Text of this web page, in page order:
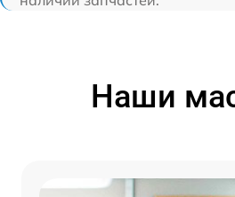
Наши